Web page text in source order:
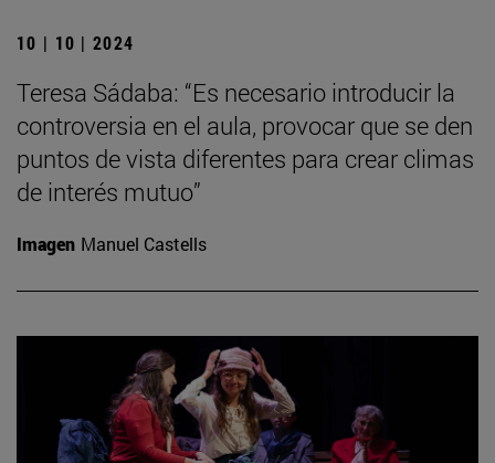
10 | 10 | 2024
Teresa Sádaba: “Es necesario introducir la
controversia en el aula, provocar que se den
puntos de vista diferentes para crear climas
de interés mutuo”
Imagen Manuel Castells